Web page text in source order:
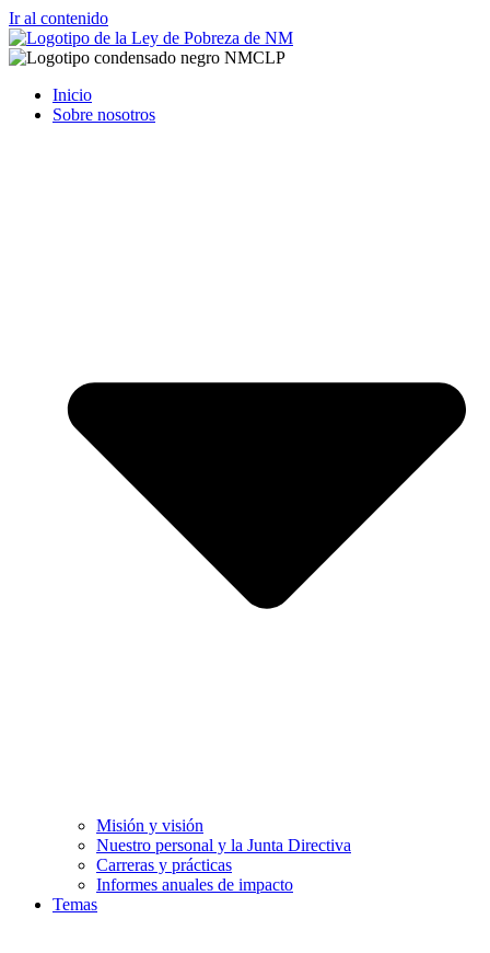
Ir al contenido
Inicio
Sobre nosotros
Misión y visión
Nuestro personal y la Junta Directiva
Carreras y prácticas
Informes anuales de impacto
Temas